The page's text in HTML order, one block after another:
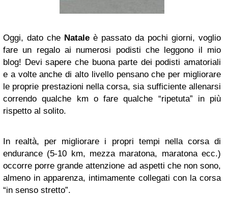
Oggi, dato che Natale è passato da pochi giorni, voglio
fare un regalo ai numerosi podisti che leggono il mio
blog! Devi sapere che buona parte dei podisti amatoriali
e a volte anche di alto livello pensano che per migliorare
le proprie prestazioni nella corsa, sia sufficiente allenarsi
correndo qualche km o fare qualche “ripetuta” in più
rispetto al solito.
In realtà, per migliorare i propri tempi nella corsa di
endurance (5-10 km, mezza maratona, maratona ecc.)
occorre porre grande attenzione ad aspetti che non sono,
almeno in apparenza, intimamente collegati con la corsa
“in senso stretto”.